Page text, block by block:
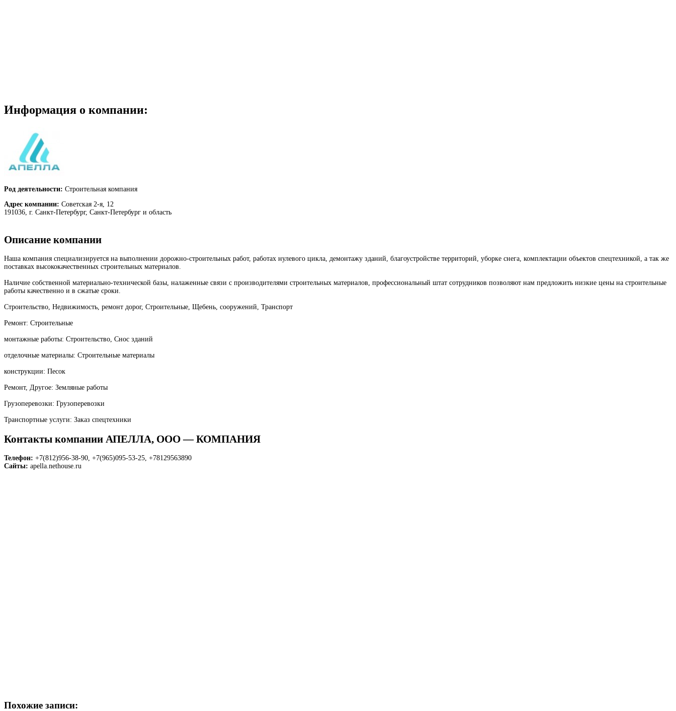
Информация о компании:
Род деятельности: Строительная компания
Адрес компании: Советская 2-я, 12
191036, г. Санкт-Петербург, Санкт-Петербург и область
Описание компании
Наша компания специализируется на выполнении дорожно-строительных работ, работах нулевого цикла, демонтажу зданий, благоустройстве территорий, уборке снега, комплектации объектов спецтехникой, а так же
поставках высококачественных строительных материалов.
Наличие собственной материально-технической базы, налаженные связи с производителями строительных материалов, профессиональный штат сотрудников позволяют нам предложить низкие цены на строительные
работы качественно и в сжатые сроки.
Строительство, Недвижимость, ремонт дорог, Строительные, Щебень, сооружений, Транспорт
Ремонт: Строительные
монтажные работы: Строительство, Снос зданий
отделочные материалы: Строительные материалы
конструкции: Песок
Ремонт, Другое: Земляные работы
Грузоперевозки: Грузоперевозки
Транспортные услуги: Заказ спецтехники
Контакты компании АПЕЛЛА, ООО — КОМПАНИЯ
Телефон: +7(812)956-38-90, +7(965)095-53-25, +78129563890
Сайты: apella.nethouse.ru
Похожие записи: